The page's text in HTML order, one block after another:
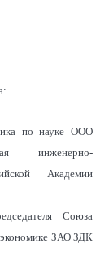
по науке ООО
инженерно-
Академии
Союза
экономике ЗАО ЗДК